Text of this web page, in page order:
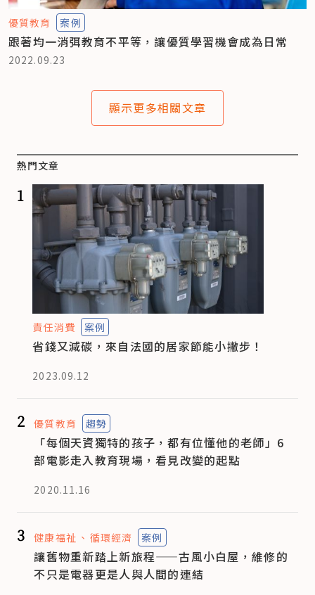
優質教育 案例
跟著均一消弭教育不平等，讓優質學習機會成為日常
2022.09.23
顯示更多相關文章
熱門文章
1
責任消費 案例
省錢又減碳，來自法國的居家節能小撇步！
2023.09.12
2 優質教育 趨勢
「每個天資獨特的孩子，都有位懂他的老師」6
部電影走入教育現場，看見改變的起點
2020.11.16
3 健康福祉 循環經濟 案例
讓舊物重新踏上新旅程——古風小白屋，維修的
不只是電器更是人與人間的連結